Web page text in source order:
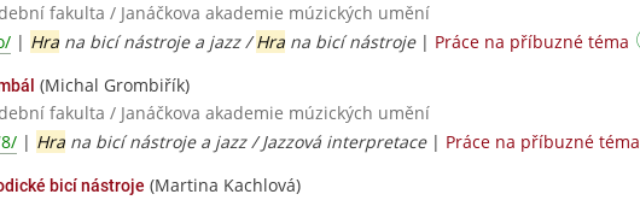
fakulta / Janáčkova akademie múzických umění
| Hra na bicí nástroje a jazz /Hra na bicí nástroje| Práce na příbuzné téma
(Michal Grombiřík)
fakulta / Janáčkova akademie múzických umění
| Hra na bicí nástroje a jazz / Jazzová interpretace| Práce na příbuzné téma
bicí nástroje (Martina Kachlová)